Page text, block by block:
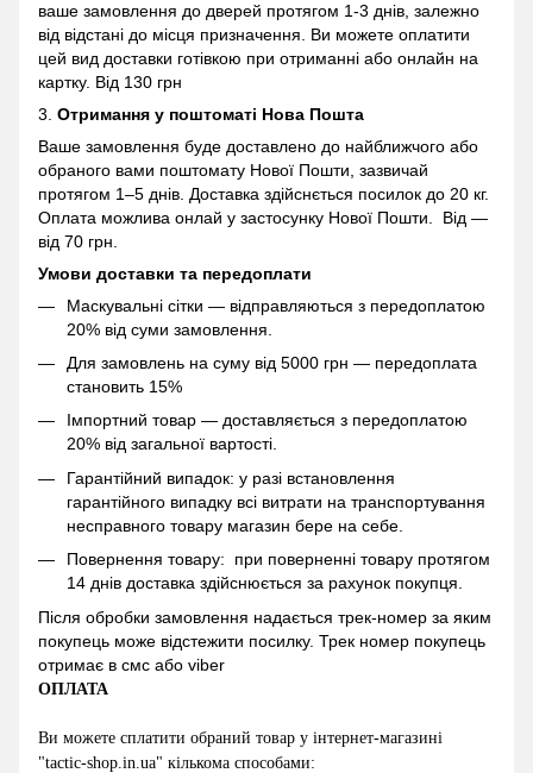
ваше замовлення до дверей протягом 1-3 днів, залежно
від відстані до місця призначення. Ви можете оплатити
цей вид доставки готівкою при отриманні або онлайн на
картку. Від 130 грн
3. Отримання у поштоматі Нова Пошта
Ваше замовлення буде доставлено до найближчого або
обраного вами поштомату Нової Пошти, зазвичай
протягом 1–5 днів. Доставка здійснється посилок до 20 кг.
Оплата можлива онлай у застосунку Нової Пошти. Від —
від 70 грн.
Умови доставки та передоплати
Маскувальні сітки — відправляються з передоплатою
20% від суми замовлення.
Для замовлень на суму від 5000 грн — передоплата
становить 15%
Імпортний товар — доставляється з передоплатою
20% від загальної вартості.
Гарантійний випадок: у разі встановлення
гарантійного випадку всі витрати на транспортування
несправного товару магазин бере на себе.
Повернення товару: при поверненні товару протягом
14 днів доставка здійснюється за рахунок покупця.
Після обробки замовлення надається трек-номер за яким
покупець може відстежити посилку. Трек номер покупець
отримає в смс або viber
ОПЛАТА
Ви можете сплатити обраний товар у інтернет-магазині
"tactic-shop.in.ua" кількома способами: